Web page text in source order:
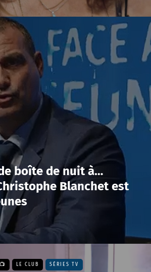
boîte de nuit à…
Blanchet est
LE CLUB SÉRIES TV